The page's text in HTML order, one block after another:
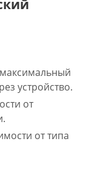
устройство.
от
от типа